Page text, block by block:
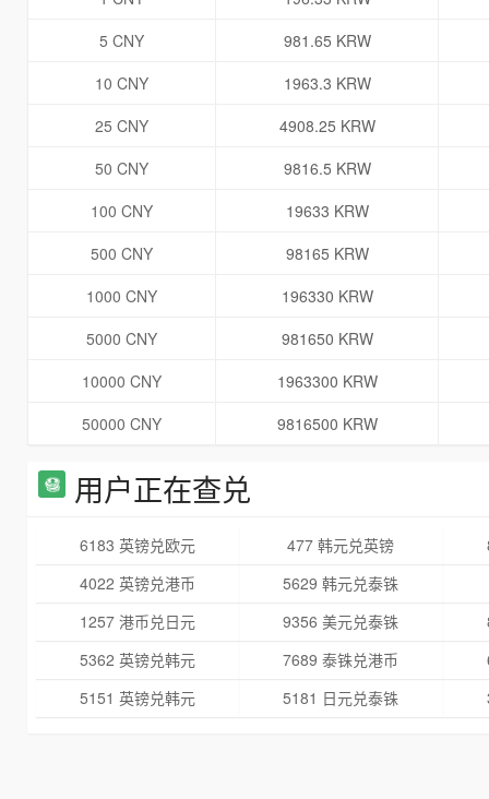
5 CNY
981.65 KRW
10 CNY
1963.3 KRW
25 CNY
4908.25 KRW
50 CNY
9816.5 KRW
100 CNY
19633 KRW
500 CNY
98165 KRW
1000 CNY
196330 KRW
5000 CNY
981650 KRW
10000 CNY
1963300 KRW
50000 CNY
9816500 KRW
用户正在查兑
6183 英镑兑欧元 477 韩元兑英镑
4022 英镑兑港币
5629 韩元兑泰铢
1257 港币兑日元
9356 美元兑泰铢
5362 英镑兑韩元
7689 泰铢兑港币
5151 英镑兑韩元
5181 日元兑泰铢